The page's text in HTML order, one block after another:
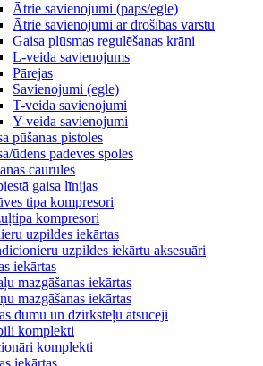
Ātrie savienojumi (paps/egle)
Ātrie savienojumi ar drošības vārstu
Gaisa plūsmas regulēšanas krāni
L-veida savienojums
Pārejas
Savienojumi (egle)
T-veida savienojumi
Y-veida savienojumi
pūšanas pistoles
ūdens padeves spoles
caurules
gaisa līnijas
tipa kompresori
kompresori
uzpildes iekārtas
uzpildes iekārtu aksesuāri
iekārtas
mazgāšanas iekārtas
mazgāšanas iekārtas
dūmu un dzirksteļu atsūcēji
komplekti
komplekti
iekārtas